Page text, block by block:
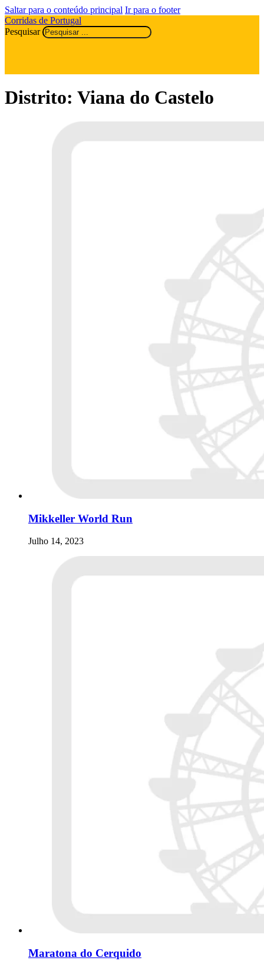
Saltar para o conteúdo principal Ir para o footer
Corridas de Portugal
Pesquisar
Distrito: Viana do Castelo
Mikkeller World Run
Julho 14, 2023
Maratona do Cerquido